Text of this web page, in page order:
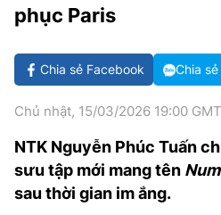
phục Paris
Chia sẻ Facebook Chia
Chủ nhật, 15/03/2026 19:00
NTK Nguyễn Phúc Tuấn
sưu tập mới mang tên
sau thời gian im ắng.